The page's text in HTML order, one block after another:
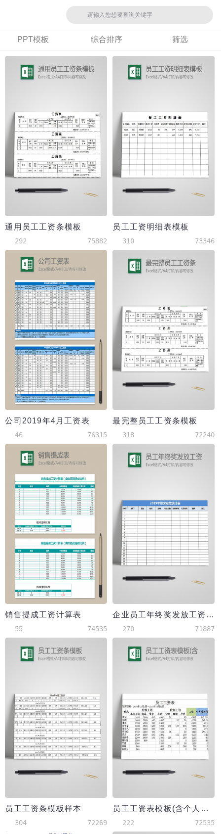
PPT模板 综合排序 筛选
通用员工工资条模板
292 75882
员工工资明细表模板
310 73346
公司2019年4月工资表
46 76315
最完整员工工资条模板
318 72240
销售提成工资计算表
55 74535
企业员工年终奖发放工资表模板
270 71887
员工工资条模板样本
304 72269
员工工资表模板(含个人所得税)
222 72535